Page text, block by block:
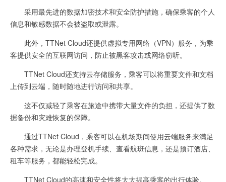
采用最先进的数据加密技术和安全防护措施，确保乘客的个人
信息和敏感数据不会被盗取或泄露。
此外，TTNet Cloud还提供虚拟专用网络（VPN）服务，为乘
客提供安全的互联网访问，防止被黑客攻击或网络窃听。
TTNet Cloud还支持云存储服务，乘客可以将重要文件和文档
上传到云端，随时随地进行访问和共享。
这不仅减轻了乘客在旅途中携带大量文件的负担，还提供了数
据备份和灾难恢复的保障。
通过TTNet Cloud，乘客可以在机场期间使用云端服务来满足
各种需求，无论是办理登机手续、查看航班信息，还是预订酒店、
租车等服务，都能轻松完成。
TTNet Cloud的高速和安全性将大大提高乘客的出行体验。